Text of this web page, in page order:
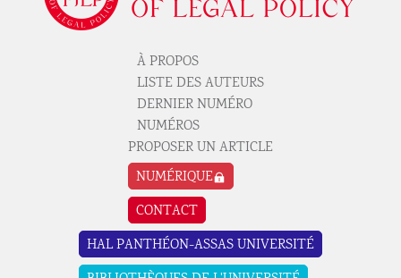
Pied de page revue 1
À PROPOS
LISTE DES AUTEURS
DERNIER NUMÉRO
NUMÉROS
Pied de page revue 2
PROPOSER UN ARTICLE
NUMÉRIQUE
CONTACT
Pied de page revue 3
HAL PANTHÉON-ASSAS UNIVERSITÉ